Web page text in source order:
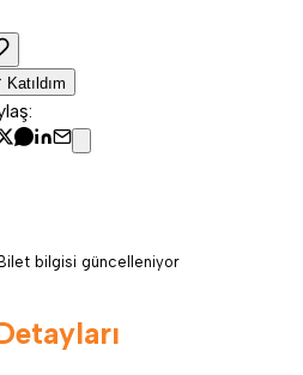
Katıldım
Bilet bilgisi güncelleniyor